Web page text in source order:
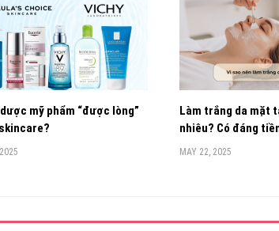
mỹ phẩm “được lòng”
Làm trắng da mặt
nhiêu? Có đáng
MAY 22, 2025